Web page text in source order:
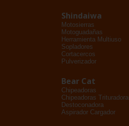
Shindaiwa
Motosierras
Motoguadañas
Herramienta Multiuso
Sopladores
Cortacercos
Pulverizador
Bear Cat
Chipeadoras
Chipeadoras
Destoconadora
Aspirador Cargador